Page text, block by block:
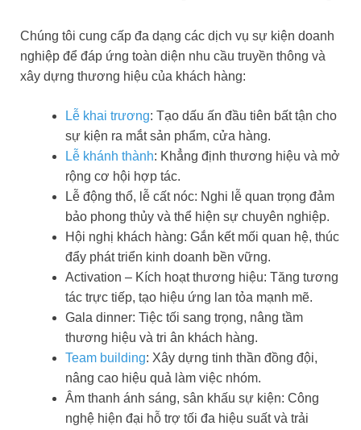
Chúng tôi cung cấp đa dạng các dịch vụ sự kiện doanh
nghiệp để đáp ứng toàn diện nhu cầu truyền thông và
xây dựng thương hiệu của khách hàng:
Lễ khai trương: Tạo dấu ấn đầu tiên bất tận cho
sự kiện ra mắt sản phẩm, cửa hàng.
Lễ khánh thành: Khẳng định thương hiệu và mở
rộng cơ hội hợp tác.
Lễ động thổ, lễ cất nóc: Nghi lễ quan trọng đảm
bảo phong thủy và thể hiện sự chuyên nghiệp.
Hội nghị khách hàng: Gắn kết mối quan hệ, thúc
đẩy phát triển kinh doanh bền vững.
Activation – Kích hoạt thương hiệu: Tăng tương
tác trực tiếp, tạo hiệu ứng lan tỏa mạnh mẽ.
Gala dinner: Tiệc tối sang trọng, nâng tầm
thương hiệu và tri ân khách hàng.
Team building: Xây dựng tinh thần đồng đội,
nâng cao hiệu quả làm việc nhóm.
Âm thanh ánh sáng, sân khấu sự kiện: Công
nghệ hiện đại hỗ trợ tối đa hiệu suất và trải